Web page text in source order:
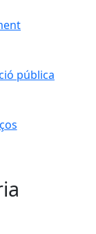
pública